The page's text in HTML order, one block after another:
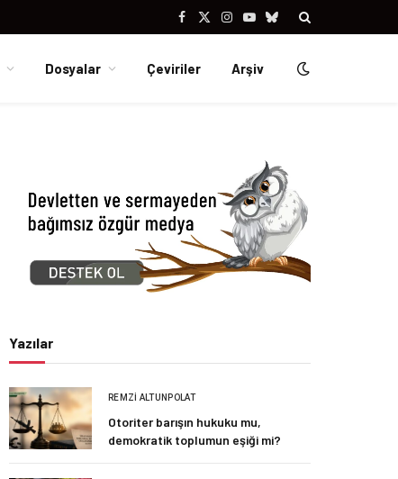
Facebook
X
Instagram
YouTubeBluesky
Dosyalar Çeviriler Arşiv
Yazılar
REMZI ALTUNPOLAT
Otoriter barışın hukuku mu,
demokratik toplumun eşiği mi?